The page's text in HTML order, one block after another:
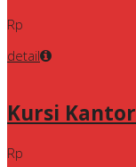
Rp
detail
Kursi Kantor
Rp